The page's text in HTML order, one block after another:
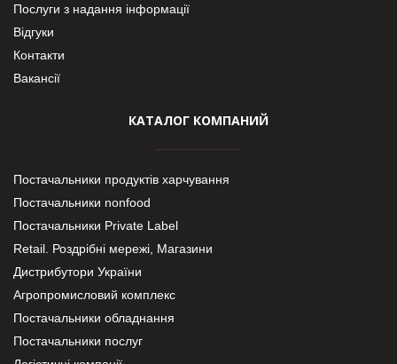
Послуги з надання інформації
Відгуки
Контакти
Вакансії
КАТАЛОГ КОМПАНИЙ
Постачальники продуктів харчування
Постачальники nonfood
Постачальники Private Label
Retail. Роздрібні мережі, Магазини
Дистрибутори України
Агропромисловий комплекс
Постачальники обладнання
Постачальники послуг